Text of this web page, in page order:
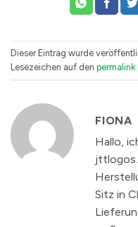
Dieser Eintrag wurde
Lesezeichen auf den permalink
FIONA
Hallo,
Sitz in